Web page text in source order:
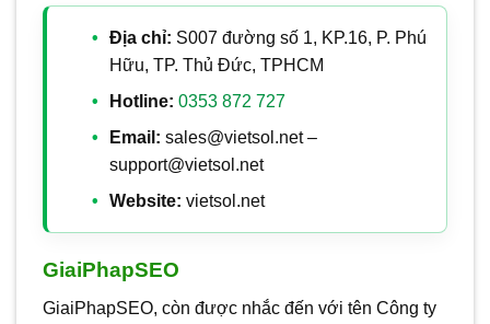
Địa chỉ: S007 đường số 1, KP.16, P. Phú
Hữu, TP. Thủ Đức, TPHCM
Hotline: 0353 872 727
Email: sales@vietsol.net –
support@vietsol.net
Website: vietsol.net
GiaiPhapSEO
GiaiPhapSEO, còn được nhắc đến với tên Công ty